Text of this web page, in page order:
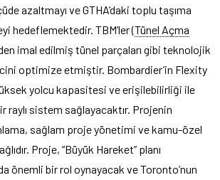
azaltmayı ve GTHA’daki toplu taşıma
hedeflemektedir. TBM’ler (Tünel Açma
imal edilmiş tünel parçaları gibi teknolojik
optimize etmiştir. Bombardier’in Flexity
yolcu kapasitesi ve erişilebilirliği ile
raylı sistem sağlayacaktır. Projenin
sağlam proje yönetimi ve kamu-özel
Proje, “Büyük Hareket” planı
önemli bir rol oynayacak ve Toronto’nun